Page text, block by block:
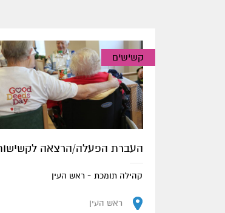
קשישים
העברת הפעלה/הרצאה
קהילה תומכת - ראש העין
ראש העין